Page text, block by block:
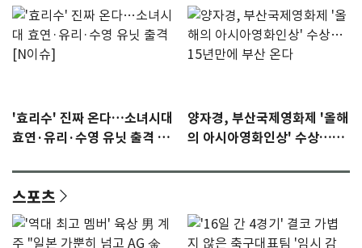
'효리수' 진짜 온다…소녀시대
효연·유리·수영 유닛 출격 [N
양자경, 부산국제영화제 '올해
의 아시아영화인상' 수상…15
스포츠